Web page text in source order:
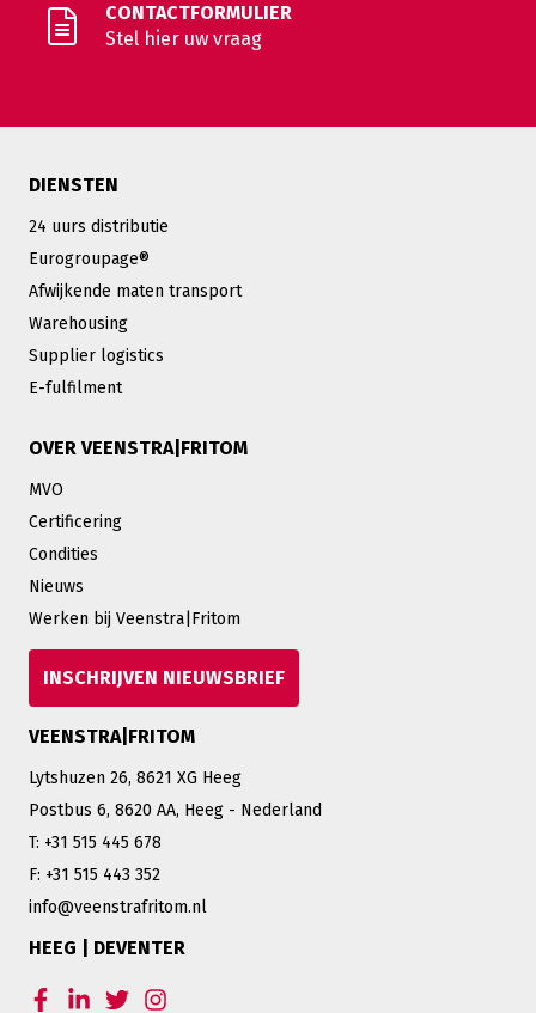
CONTACTFORMULIER
Stel hier uw vraag
DIENSTEN
24 uurs distributie
Eurogroupage®
Afwijkende maten transport
Warehousing
Supplier logistics
E-fulfilment
OVER VEENSTRA|FRITOM
MVO
Certificering
Condities
Nieuws
Werken bij Veenstra|Fritom
INSCHRIJVEN NIEUWSBRIEF
VEENSTRA|FRITOM
Lytshuzen 26, 8621 XG Heeg
Postbus 6, 8620 AA, Heeg - Nederland
T: +31 515 445 678
F: +31 515 443 352
info@veenstrafritom.nl
HEEG | DEVENTER